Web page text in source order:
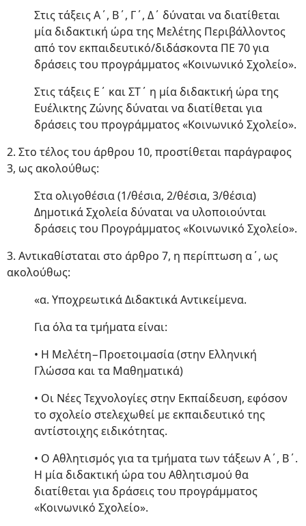
Στις τάξεις Α΄, Β΄, Γ΄, Δ΄ δύναται να διατίθεται
μία διδακτική ώρα της Μελέτης Περιβάλλοντος
από τον εκπαιδευτικό/διδάσκοντα ΠΕ 70 για
δράσεις του προγράμματος «Κοινωνικό Σχολείο».
Στις τάξεις Ε΄ και ΣΤ΄ η μία διδακτική ώρα της
Ευέλικτης Ζώνης δύναται να διατίθεται για
δράσεις του προγράμματος «Κοινωνικό Σχολείο».
2. Στο τέλος του άρθρου 10, προστίθεται παράγραφος
3, ως ακολούθως:
Στα ολιγοθέσια (1/θέσια, 2/θέσια, 3/θέσια)
Δημοτικά Σχολεία δύναται να υλοποιούνται
δράσεις του Προγράμματος «Κοινωνικό Σχολείο».
3. Αντικαθίσταται στο άρθρο 7, η περίπτωση α΄, ως
ακολούθως:
«α. Υποχρεωτικά Διδακτικά Αντικείμενα.
Για όλα τα τμήματα είναι:
• Η Μελέτη−Προετοιμασία (στην Ελληνική
Γλώσσα και τα Μαθηματικά)
• Οι Νέες Τεχνολογίες στην Εκπαίδευση, εφόσον
το σχολείο στελεχωθεί με εκπαιδευτικό της
αντίστοιχης ειδικότητας.
• Ο Αθλητισμός για τα τμήματα των τάξεων Α΄, Β΄.
Η μία διδακτική ώρα του Αθλητισμού θα
διατίθεται για δράσεις του προγράμματος
«Κοινωνικό Σχολείο».